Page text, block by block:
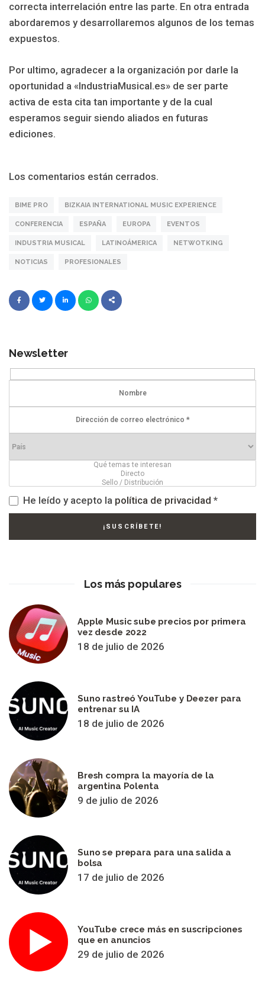
correcta interrelación entre las parte. En otra entrada
abordaremos y desarrollaremos algunos de los temas
expuestos.
Por ultimo, agradecer a la organización por darle la
oportunidad a «IndustriaMusical.es» de ser parte
activa de esta cita tan importante y de la cual
esperamos seguir siendo aliados en futuras
ediciones.
Los comentarios están cerrados.
BIME PRO BIZKAIA INTERNATIONAL MUSIC EXPERIENCE
CONFERENCIA ESPAÑA EUROPA EVENTOS
INDUSTRIA MUSICAL LATINOÁMERICA NETWOTKING
NOTICIAS PROFESIONALES
Newsletter
He leído y acepto la política de privacidad *
Los más populares
Apple Music sube precios por primera
vez desde 2022
18 de julio de 2026
Suno rastreó YouTube y Deezer para
entrenar su IA
18 de julio de 2026
Bresh compra la mayoría de la
argentina Polenta
9 de julio de 2026
Suno se prepara para una salida a
bolsa
17 de julio de 2026
YouTube crece más en suscripciones
que en anuncios
29 de julio de 2026